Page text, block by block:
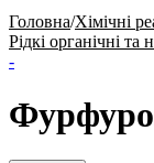
Головна/Хімічні
Рідкі органічні та
-